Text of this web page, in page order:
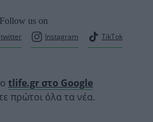
Follow us on
twitter Instagram TikTok
tlife.gr στο Google
πρώτοι όλα τα νέα.